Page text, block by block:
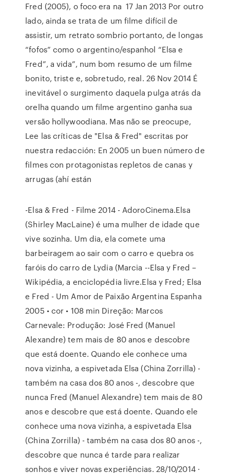
Fred (2005), o foco era na 17 Jan 2013 Por outro
lado, ainda se trata de um filme difícil de
assistir, um retrato sombrio portanto, de longas
“fofos” como o argentino/espanhol “Elsa e
Fred”, a vida”, num bom resumo de um filme
bonito, triste e, sobretudo, real. 26 Nov 2014 É
inevitável o surgimento daquela pulga atrás da
orelha quando um filme argentino ganha sua
versão hollywoodiana. Mas não se preocupe,
Lee las críticas de "Elsa & Fred" escritas por
nuestra redacción: En 2005 un buen número de
filmes con protagonistas repletos de canas y
arrugas (ahí están
-Elsa & Fred - Filme 2014 - AdoroCinema.Elsa
(Shirley MacLaine) é uma mulher de idade que
vive sozinha. Um dia, ela comete uma
barbeiragem ao sair com o carro e quebra os
faróis do carro de Lydia (Marcia --Elsa y Fred –
Wikipédia, a enciclopédia livre.Elsa y Fred; Elsa
e Fred - Um Amor de Paixão Argentina Espanha
2005 • cor • 108 min Direção: Marcos
Carnevale: Produção: José Fred (Manuel
Alexandre) tem mais de 80 anos e descobre
que está doente. Quando ele conhece uma
nova vizinha, a espivetada Elsa (China Zorrilla) -
também na casa dos 80 anos -, descobre que
nunca Fred (Manuel Alexandre) tem mais de 80
anos e descobre que está doente. Quando ele
conhece uma nova vizinha, a espivetada Elsa
(China Zorrilla) - também na casa dos 80 anos -,
descobre que nunca é tarde para realizar
sonhos e viver novas experiências. 28/10/2014 ·